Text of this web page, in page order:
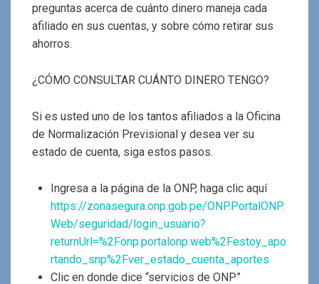
preguntas acerca de cuánto dinero maneja cada
afiliado en sus cuentas, y sobre cómo retirar sus
ahorros.
¿CÓMO CONSULTAR CUÁNTO DINERO TENGO?
Si es usted uno de los tantos afiliados a la Oficina
de Normalización Previsional y desea ver su
estado de cuenta, siga estos pasos.
Ingresa a la página de la ONP, haga clic aquí
https://zonasegura.onp.gob.pe/ONP.PortalONP.
Web/seguridad/login_usuario?
returnUrl=%2Fonp.portalonp.web%2Festoy_apo
rtando_snp%2Fver_estado_cuenta_aportes
Clic en donde dice “servicios de ONP”